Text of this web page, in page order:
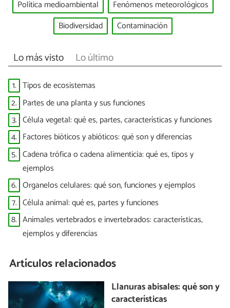
Política medioambiental
Fenómenos meteorológicos
Biodiversidad
Contaminación
Lo más visto Lo último
1. Tipos de ecosistemas
2. Partes de una planta y sus funciones
3. Célula vegetal: qué es, partes, características y funciones
4. Factores bióticos y abióticos: qué son y diferencias
5. Cadena trófica o cadena alimenticia: qué es, tipos y
ejemplos
6. Organelos celulares: qué son, funciones y ejemplos
7. Célula animal: qué es, partes y funciones
8. Animales vertebrados e invertebrados: características,
ejemplos y diferencias
Artículos relacionados
Llanuras abisales: qué son y
características